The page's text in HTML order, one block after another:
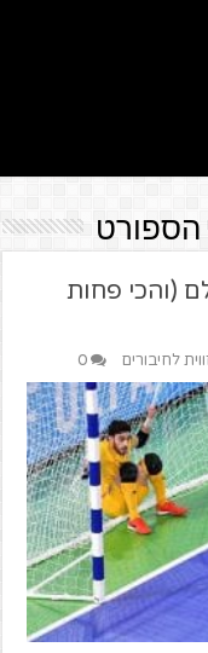
הספורט
(והכי פחות
לחיבורים 0